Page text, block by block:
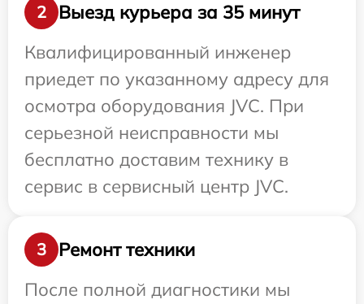
2
Выезд курьера за 35 минут
Квалифицированный инженер
приедет по указанному адресу для
осмотра оборудования JVC. При
серьезной неисправности мы
бесплатно доставим технику в
сервис в сервисный центр JVC.
3
Ремонт техники
После полной диагностики мы